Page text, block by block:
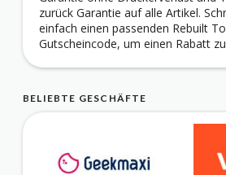
zurück Garantie auf alle Artikel.
einfach einen passenden Rebuilt
Gutscheincode, um einen Rabatt
BELIEBTE GESCHÄFTE